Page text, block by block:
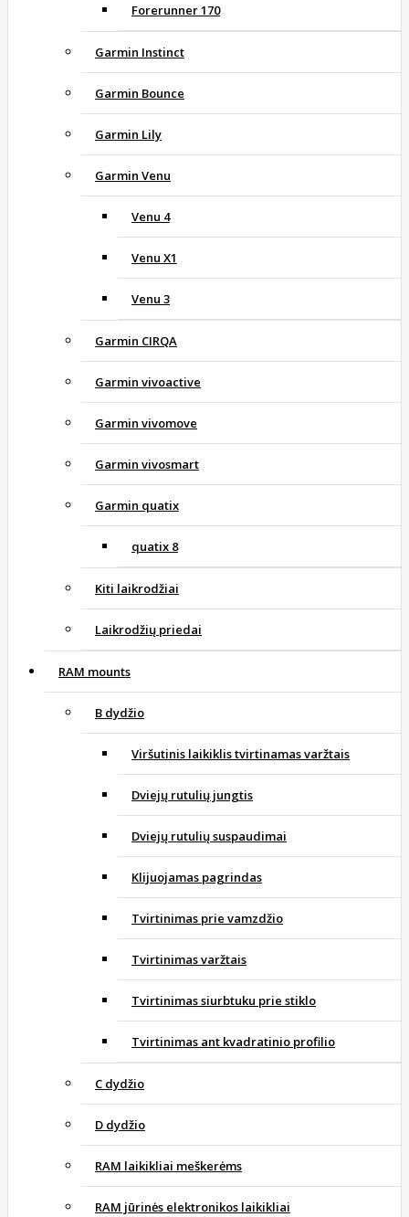
Forerunner 170
Garmin Instinct
Garmin Bounce
Garmin Lily
Garmin Venu
Venu 4
Venu X1
Venu 3
Garmin CIRQA
Garmin vivoactive
Garmin vivomove
Garmin vivosmart
Garmin quatix
quatix 8
Kiti laikrodžiai
Laikrodžių priedai
RAM mounts
B dydžio
Viršutinis laikiklis tvirtinamas varžtais
Dviejų rutulių jungtis
Dviejų rutulių suspaudimai
Klijuojamas pagrindas
Tvirtinimas prie vamzdžio
Tvirtinimas varžtais
Tvirtinimas siurbtuku prie stiklo
Tvirtinimas ant kvadratinio profilio
C dydžio
D dydžio
RAM laikikliai meškerėms
RAM jūrinės elektronikos laikikliai